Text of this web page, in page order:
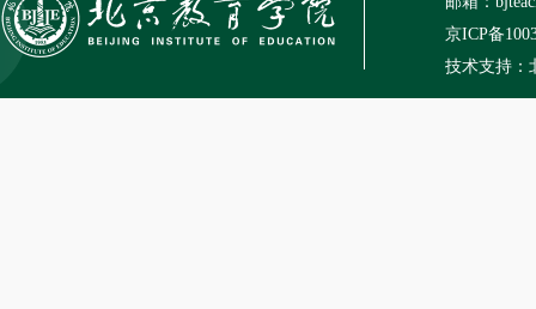
京ICP备
技术支持：